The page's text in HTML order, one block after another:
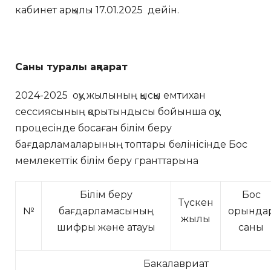
кабинет арқылы 17.01.2025 дейін.
Саны туралы ақпарат
2024-2025 оқу жылының қысқы емтихан
сессиясының қорытындысы бойынша оқу
процесінде босаған білім беру
бағдарламаларының топтары бөлінісінде Бос
мемлекеттік білім беру гранттарына
№
Білім беру
бағдарламасының
шифры және атауы
Түскен
жылы
Бос
саны
Бакалавриат